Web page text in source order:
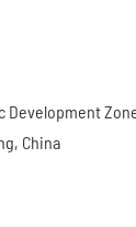
Development
China